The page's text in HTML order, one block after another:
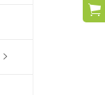

